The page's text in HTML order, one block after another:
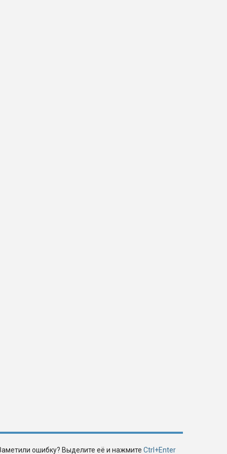
ошибку? Выделите её и нажмите Ctrl+Enter